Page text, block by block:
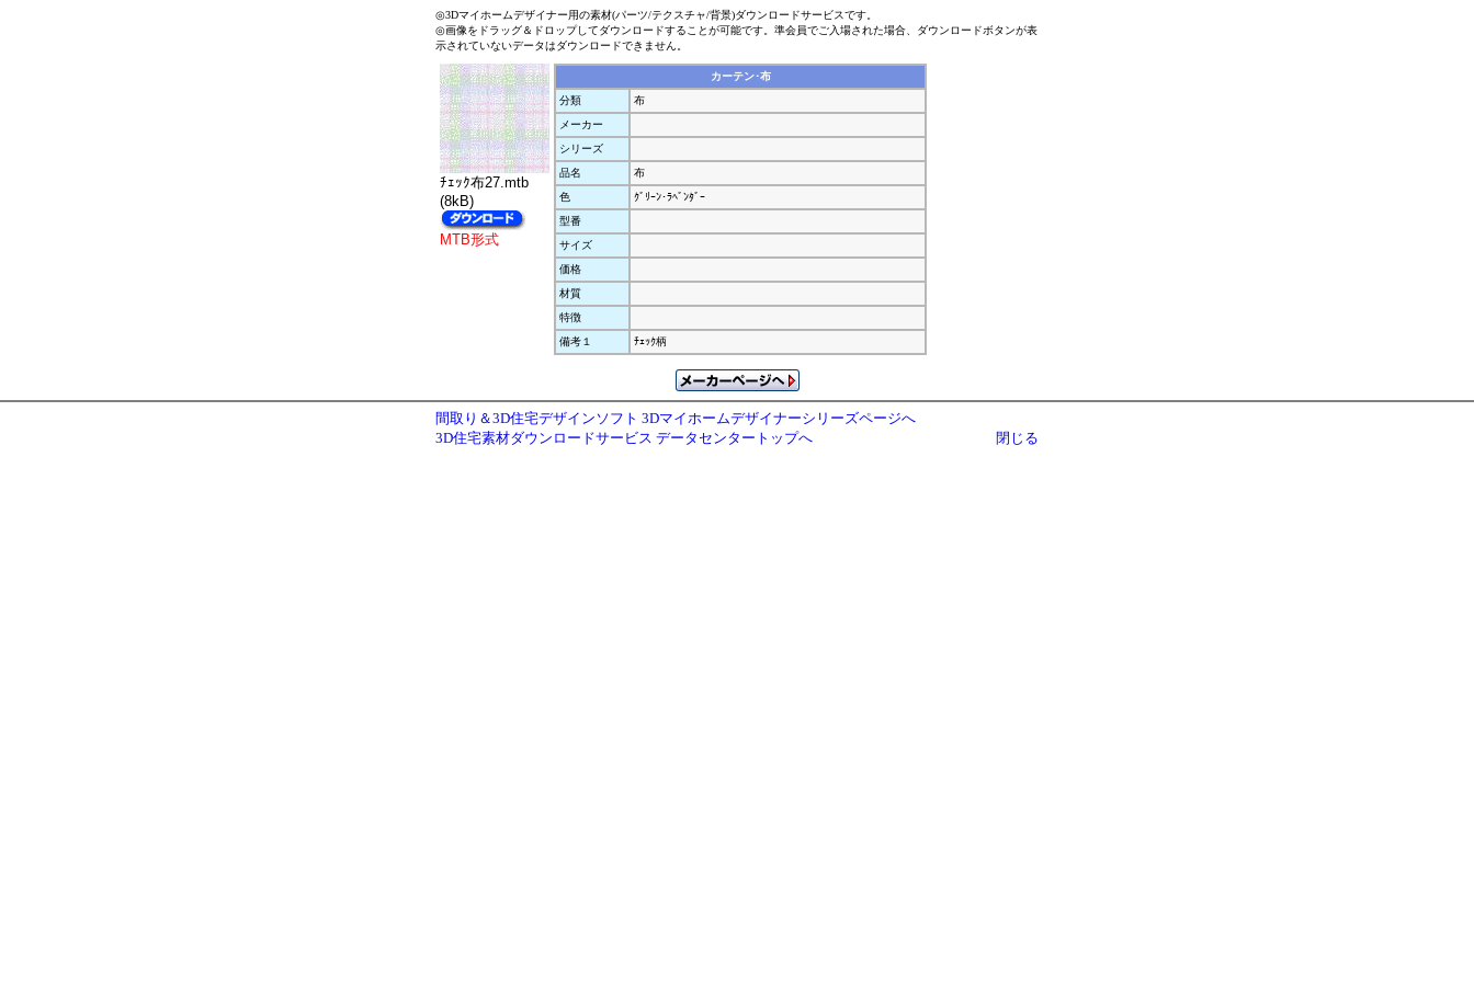
◎3Dマイホームデザイナー用の素材(パーツ/テクスチャ/背景)ダウンロードサービスです。
◎画像をドラッグ＆ドロップしてダウンロードすることが可能です。準会員でご入場された場合、ダウンロードボタンが表
示されていないデータはダウンロードできません。
ﾁｪｯｸ布27.mtb
(8kB)
MTB形式
カーテン･布
分類
布
メーカー
シリーズ
品名
布
色
ｸﾞﾘｰﾝ･ﾗﾍﾞﾝﾀﾞｰ
型番
サイズ
価格
材質
特徴
備考１
ﾁｪｯｸ柄
間取り＆3D住宅デザインソフト 3Dマイホームデザイナーシリーズページへ
3D住宅素材ダウンロードサービス データセンタートップへ
閉じる